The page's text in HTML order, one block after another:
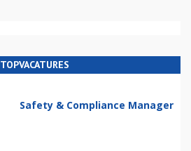
TOPVACATURES
Safety & Compliance Manager